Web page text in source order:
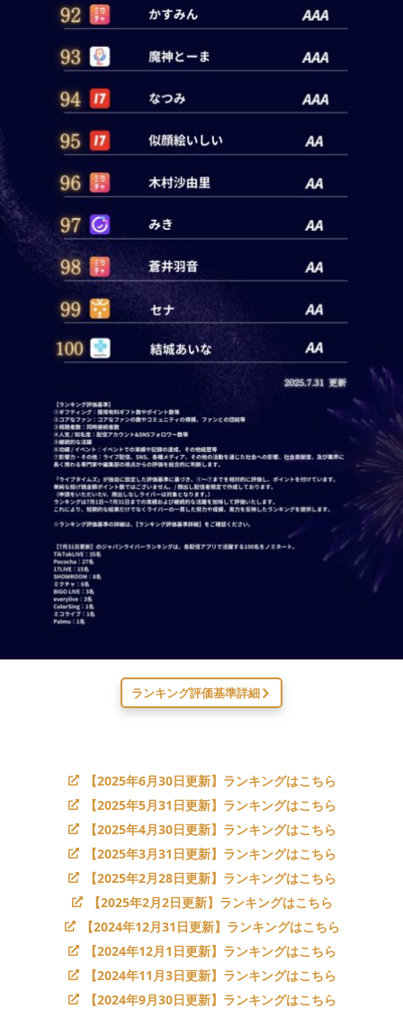
ランキング評価基準詳細
【2025年6月30日更新】ランキングはこちら
【2025年5月31日更新】ランキングはこちら
【2025年4月30日更新】ランキングはこちら
【2025年3月31日更新】ランキングはこちら
【2025年2月28日更新】ランキングはこちら
【2025年2月2日更新】ランキングはこちら
【2024年12月31日更新】ランキングはこちら
【2024年12月1日更新】ランキングはこちら
【2024年11月3日更新】ランキングはこちら
【2024年9月30日更新】ランキングはこちら